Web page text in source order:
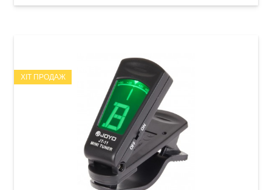
ХІТ ПРОДАЖ